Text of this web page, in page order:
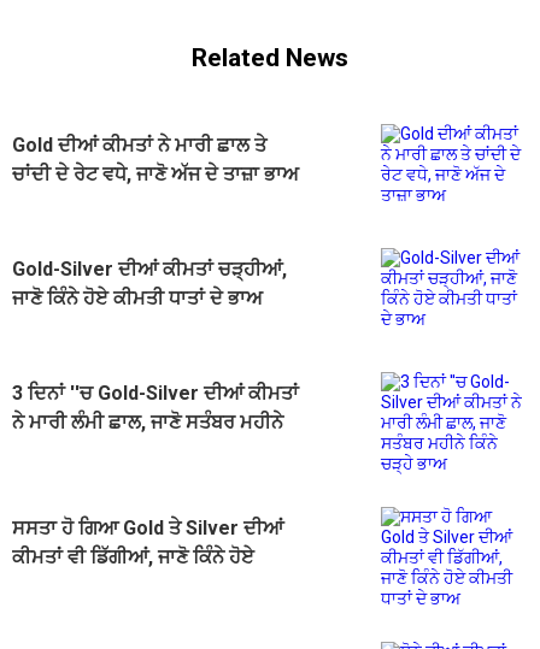
Related News
Gold ਦੀਆਂ ਕੀਮਤਾਂ ਨੇ ਮਾਰੀ ਛਾਲ ਤੇ
ਚਾਂਦੀ ਦੇ ਰੇਟ ਵਧੇ, ਜਾਣੋ ਅੱਜ ਦੇ ਤਾਜ਼ਾ ਭਾਅ
Gold-Silver ਦੀਆਂ ਕੀਮਤਾਂ ਚੜ੍ਹੀਆਂ,
ਜਾਣੋ ਕਿੰਨੇ ਹੋਏ ਕੀਮਤੀ ਧਾਤਾਂ ਦੇ ਭਾਅ
3 ਦਿਨਾਂ ''ਚ Gold-Silver ਦੀਆਂ ਕੀਮਤਾਂ
ਨੇ ਮਾਰੀ ਲੰਮੀ ਛਾਲ, ਜਾਣੋ ਸਤੰਬਰ ਮਹੀਨੇ
ਸਸਤਾ ਹੋ ਗਿਆ Gold ਤੇ Silver ਦੀਆਂ
ਕੀਮਤਾਂ ਵੀ ਡਿੱਗੀਆਂ, ਜਾਣੋ ਕਿੰਨੇ ਹੋਏ